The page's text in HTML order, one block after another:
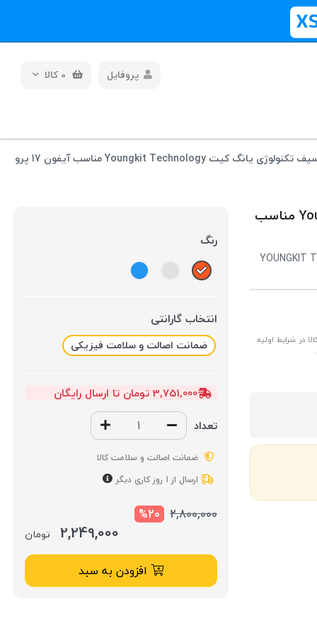
0 کالا پروفایل
قاب مگ سیف تکنولوژی یانگ کیت Youngkit Technology مناسب آیفون 17 پرو
قاب مگ سیف تکنولوژی یانگ کیت Youngkit Technology مناسب
YOUNGKIT
در شرایط اولیه
رنگ
انتخاب گارانتی
ضمانت اصالت و سلامت فیزیکی
3,751,000 تومان تا ارسال رایگان
تعداد
ضمانت اصالت و سلامت کالا
ارسال از 1 روز کاری دیگر
2,800,000
%20
2,249,000 تومان
افزودن به سبد